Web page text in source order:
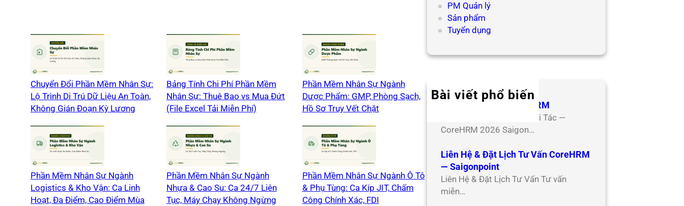
Chuyển Đổi Phần Mềm Nhân Sự:
Lộ Trình Di Trú Dữ Liệu An Toàn,
Không Gián Đoạn Kỳ Lương
Bảng Tính Chi Phí Phần Mềm
Nhân Sự: Thuê Bao vs Mua Đứt
(File Excel Tải Miễn Phí)
Phần Mềm Nhân Sự Ngành
Dược Phẩm: GMP, Phòng Sạch,
Hồ Sơ Truy Vết Chặt
Phần Mềm Nhân Sự Ngành
Logistics & Kho Vận: Ca Linh
Hoạt, Đa Điểm, Cao Điểm Mùa
Phần Mềm Nhân Sự Ngành
Nhựa & Cao Su: Ca 24/7 Liên
Tục, Máy Chạy Không Ngừng
Phần Mềm Nhân Sự Ngành Ô Tô
& Phụ Tùng: Ca Kíp JIT, Chấm
Công Chính Xác, FDI
PM Quản lý
Sản phẩm
Tuyển dụng
Bài viết phổ biến
Hợp Tác Đối Tác CoreHRM
Chương Trình Hợp Tác Đối Tác —
CoreHRM 2026 Saigon…
Liên Hệ & Đặt Lịch Tư Vấn CoreHRM
— Saigonpoint
Liên Hệ & Đặt Lịch Tư Vấn Tư vấn
miễn…